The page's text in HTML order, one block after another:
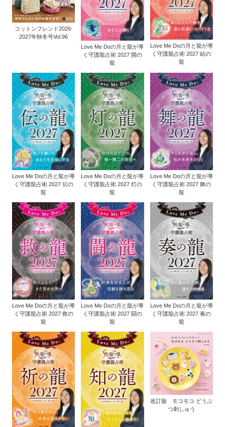
コットンフレンド2026-
2027年秋冬号Vol.96
Love Me Doの月と龍が導
く守護龍占術 2027 開の
龍
Love Me Doの月と龍が導
く守護龍占術 2027 結の
龍
Love Me Doの月と龍が導
く守護龍占術 2027 伝の
龍
Love Me Doの月と龍が導
く守護龍占術 2027 灯の
龍
Love Me Doの月と龍が導
く守護龍占術 2027 舞の
龍
Love Me Doの月と龍が導
く守護龍占術 2027 救の
龍
Love Me Doの月と龍が導
く守護龍占術 2027 闘の
龍
Love Me Doの月と龍が導
く守護龍占術 2027 奏の
龍
改訂版 モコモコ どうぶ
つ刺しゅう